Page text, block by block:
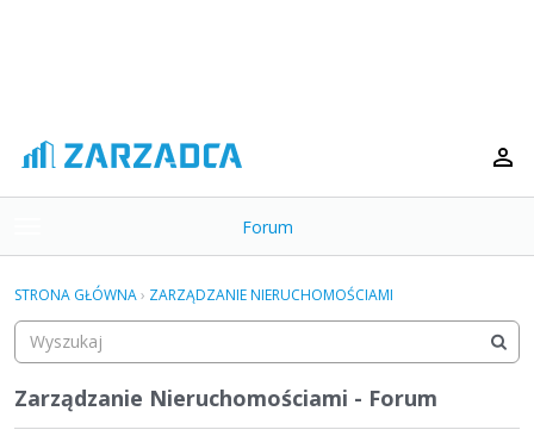
o
g
e
m
e
Forum
Kategorie
Dyskusje
STRONA GŁÓWNA› ZARZĄDZANIE NIERUCHOMOŚCIAMI
Zarządzanie Nieruchomościami - Forum